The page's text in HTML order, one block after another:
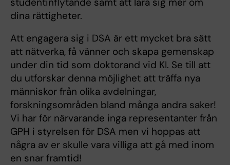
dina rättigheter.
Att engagera sig i DSA är ett mycket bra sätt
att nätverka, få vänner och skapa gemenskap
under din tid som doktorand vid KI. Se till att
du utforskar denna möjlighet att träffa nya
människor från olika avdelningar,
forskningsområden bland många andra saker!
Vi har för närvarande inga representanter från
GPH i styrelsen för DSA men vi hoppas att
några av er skulle vara villiga att gå med inom
en snar framtid!